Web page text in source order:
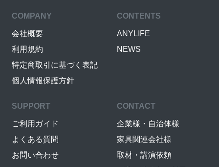
COMPANY
会社概要
利用規約
特定商取引に基づく表記
個人情報保護方針
CONTENTS
ANYLIFE
NEWS
SUPPORT
ご利用ガイド
よくある質問
お問い合わせ
CONTACT
企業様・自治体様
家具関連会社様
取材・講演依頼